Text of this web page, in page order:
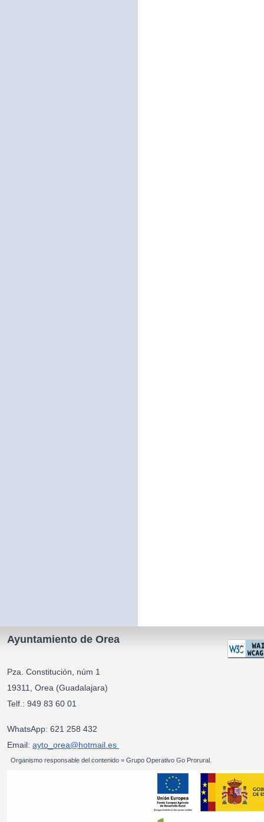
Ayuntamiento de Orea
Pza. Constitución, núm 1
19311, Orea (Guadalajara)
Telf.: 949 83 60 01
WhatsApp: 621 258 432
Email: ayto_orea@hotmail.es
Organismo responsable del contenido = Grupo Operativo Go Prorural.